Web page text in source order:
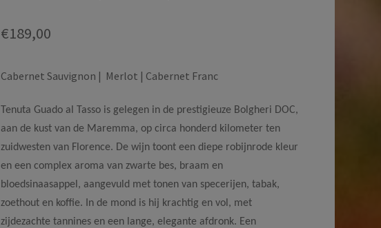
€189,00
Cabernet Sauvignon | Merlot | Cabernet Franc
Tenuta Guado al Tasso is gelegen in de prestigieuze Bolgheri DOC,
aan de kust van de Maremma, op circa honderd kilometer ten
zuidwesten van Florence. De wijn toont een diepe robijnrode kleur
en een complex aroma van zwarte bes, braam en
bloedsinaasappel, aangevuld met tonen van specerijen, tabak,
zoethout en koffie. In de mond is hij krachtig en vol, met
zijdezachte tannines en een lange, elegante afdronk. Een